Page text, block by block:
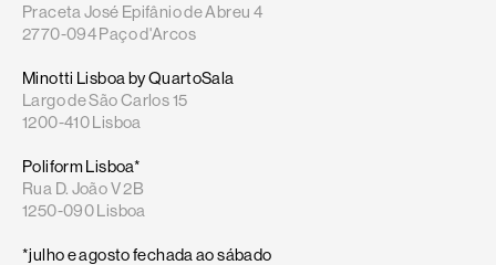
Praceta José Epifânio de Abreu 4
2770-094 Paço d'Arcos
Minotti Lisboa by QuartoSala
Largo de São Carlos 15
1200-410 Lisboa
Poliform Lisboa*
Rua D. João V 2B
1250-090 Lisboa
*julho e agosto fechada ao sábado